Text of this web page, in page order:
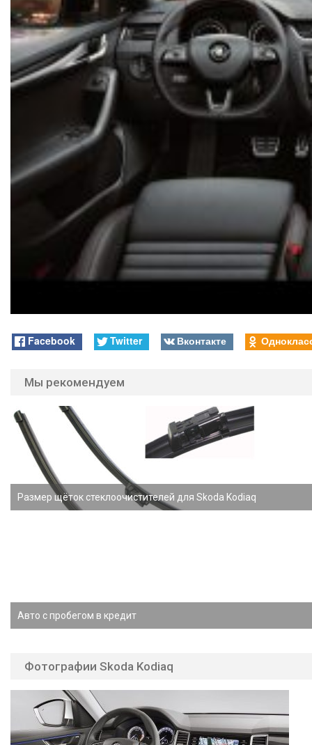
Facebook Twitter Вконтакте
Мы рекомендуем
Размер щёток стеклоочистителей для Skoda Kodiaq
Авто с пробегом в кредит
Фотографии Skoda Kodiaq